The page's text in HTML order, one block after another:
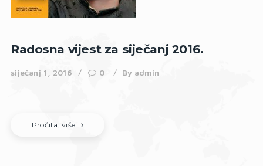
Radosna vijest za siječanj 2016.
siječanj 1, 2016 0 By admin
Pročitaj više